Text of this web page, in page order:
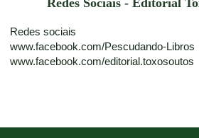
Redes Sociais - Editorial
Redes sociais
www.facebook.com/Pescudando-Libros
www.facebook.com/editorial.toxosoutos